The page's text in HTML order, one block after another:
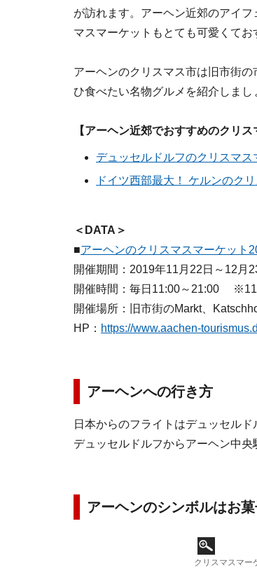
が訪れます。アーヘン近郊のアイ
マスマーケットもとても可愛くてお
アーヘンのクリスマス市は旧市街
ひ食べたい名物グルメを紹介しまし
【アーヘン近郊でおすすめのクリス
デュッセルドルフのクリスマス
ドイツ西部最大！ ケルンのク
＜DATA＞
■アーヘンのクリスマスマーケット
開催期間：2019年11月22日～12月
開催時間：毎日11:00～21:00
開催場所：旧市街のMarkt、
HP： https://www.aachen-
アーヘンへの行き方
日本からのフライトはデュッセル
デュッセルドルフからアーヘン中
アーヘンのシンボルはお
クリスマスマー